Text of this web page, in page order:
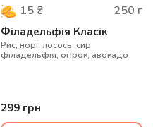
15 ₴ 250 г
Філадельфія Класік
Рис, норі, лосось, сир
філадельфія, огірок, авокадо
299 грн